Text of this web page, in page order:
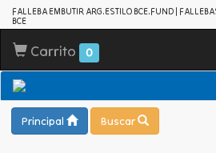
FALLEBA EMBUTIR ARG.ESTILO BCE.FUND |
BCE
Carrito 0
Principal Buscar